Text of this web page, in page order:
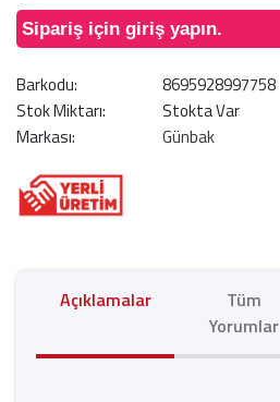
Sipariş için giriş yapın.
Barkodu:
8695928997758
Stok Miktarı:
Stokta Var
Markası:
Günbak
Açıklamalar
Tüm
Yorumlar